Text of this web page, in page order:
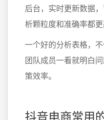
后台，实时更新数据
析颗粒度和准确率都更
一个好的分析表格，
团队成员一看就明白
策效率。
抖音电商常用